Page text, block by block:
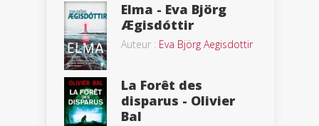
Elma - Eva Björg
Ægisdóttir
Auteur : Eva Björg Aegisdottir
La Forêt des
disparus - Olivier
Bal